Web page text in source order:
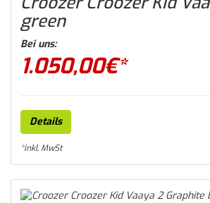
green
Bei uns:
1.050,00€*
Details
*inkl. MwSt